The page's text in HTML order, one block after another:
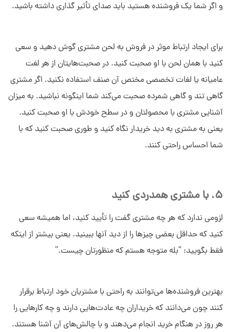
و اگر شما یک فروشنده هستید باید صدای تأثیر گذاری داشته باشید.
برای ایجاد ارتباط موثر در فروش به لحن مشتری گوش دهید و سعی
کنید با همان لحن با او صحبت کنید. در صحبت‌هایتان از هر لغت
عامیانه یا لغات تخصصی مختص آن صنف استفاده نکنید. اگر مشتری
گاهی تند و گاهی شمرده صحبت می‌کند شما اینگونه نباشید. به میزان
آشنایی مشتری با محصولتان و در سطح خودش با او صحبت کنید.
یعنی به مشتری به دید خریدار نگاه کنید و طوری صحبت کنید که با
شما احساس راحتی کنند.
5. با مشتری همدردی کنید
لزومی ندارد که هر چه مشتری گفت را تأیید کنید، اما همیشه سعی
کنید که حداقل بعضی چیزها را از دید آنها ببینید. یعنی بیشتر از اینکه
فقط بگویید: “بله متوجه هستم که منظورتان چیست.”
بهترین فروشنده‌ها می‌توانند به راحتی با مشتریان خود ارتباط برقرار
کنند چون می‌دانند که خریداران چه عادت‌هایی دارند و چه کارهایی را
هر روز در هنگام خرید انجام می‌دهند و با چالش‌های آن آشنا هستند.